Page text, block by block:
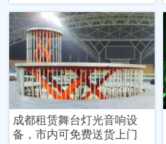
成都租赁舞台灯光音响设
备，市内可免费送货上门